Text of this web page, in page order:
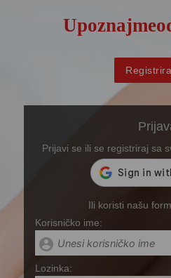
Prijavi se ili se registriraj sa
Ili koristi našu
Korisničko ime:
account_circle
Lozinka: